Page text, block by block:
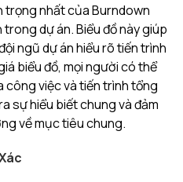
trọng nhất của Burndown
dự án. Biểu đồ này giúp
ngũ dự án hiểu rõ tiến trình
biểu đồ, mọi người có thể
công việc và tiến trình tổng
sự hiểu biết chung và đảm
về mục tiêu chung.